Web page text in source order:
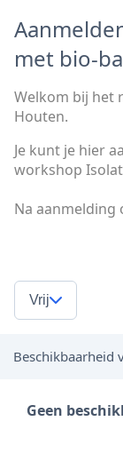
met bio-
Welkom bij het
Houten.
Je kunt je hier
workshop
Na aanmelding
Vrij
Beschikbaarheid
Geen